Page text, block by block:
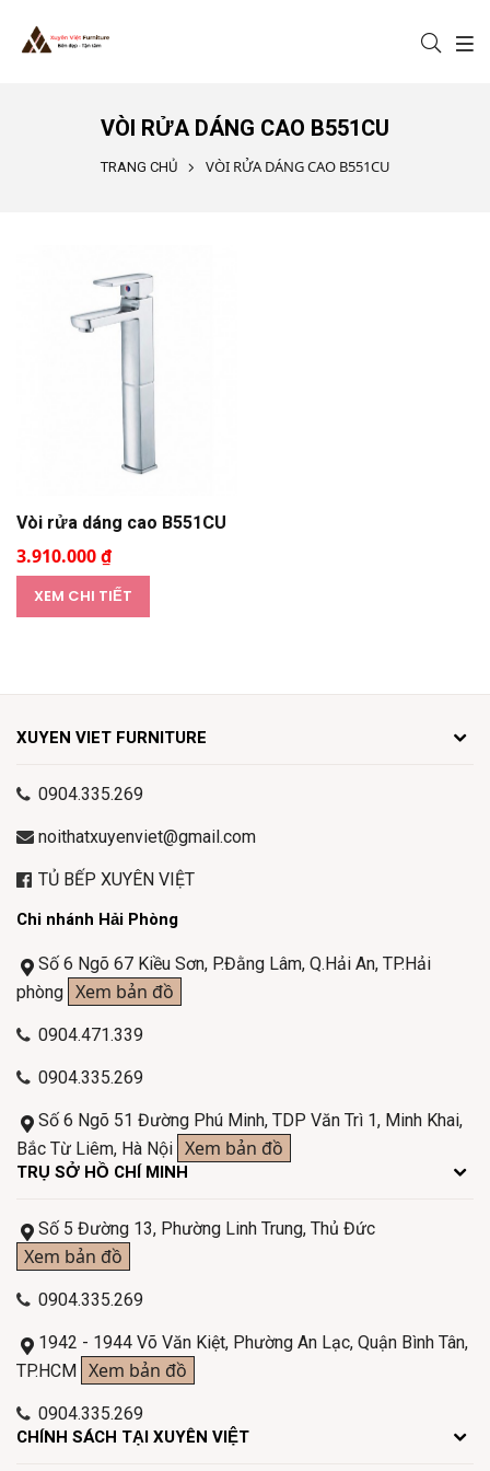
VÒI RỬA DÁNG CAO B551CU
TRANG CHỦ VÒI RỬA DÁNG CAO B551CU
Vòi rửa dáng cao B551CU
3.910.000 ₫
XEM CHI TIẾT
CHÍNH SÁCH TẠI XUYÊN VIỆT
TRỤ SỞ HỒ CHÍ MINH
Số 5 Đường 13, Phường Linh Trung, Thủ Đức
Xem bản đồ
0904.335.269
1942 - 1944 Võ Văn Kiệt, Phường An Lạc, Quận Bình Tân,
TP.HCM
Xem bản đồ
0904.335.269
XUYEN VIET FURNITURE
0904.335.269
noithatxuyenviet@gmail.com
TỦ BẾP XUYÊN VIỆT
Chi nhánh Hải Phòng
Số 6 Ngõ 67 Kiều Sơn, P.Đằng Lâm, Q.Hải An, TP.Hải
phòng Xem bản đồ
0904.471.339
0904.335.269
Số 6 Ngõ 51 Đường Phú Minh, TDP Văn Trì 1, Minh Khai,
Bắc Từ Liêm, Hà Nội Xem bản đồ